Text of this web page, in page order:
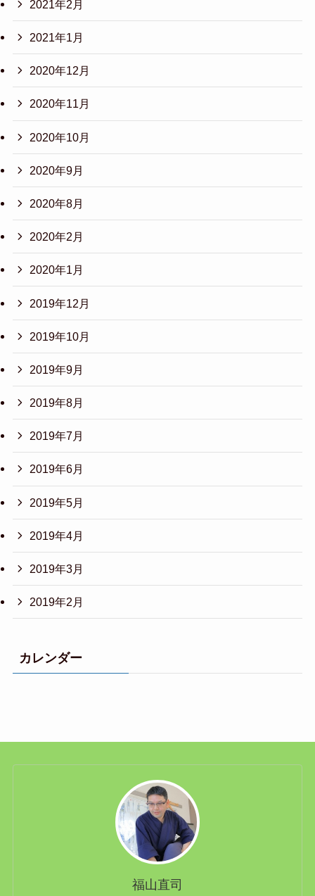
2021年2月
2021年1月
2020年12月
2020年11月
2020年10月
2020年9月
2020年8月
2020年2月
2020年1月
2019年12月
2019年10月
2019年9月
2019年8月
2019年7月
2019年6月
2019年5月
2019年4月
2019年3月
2019年2月
カレンダー
福山直司